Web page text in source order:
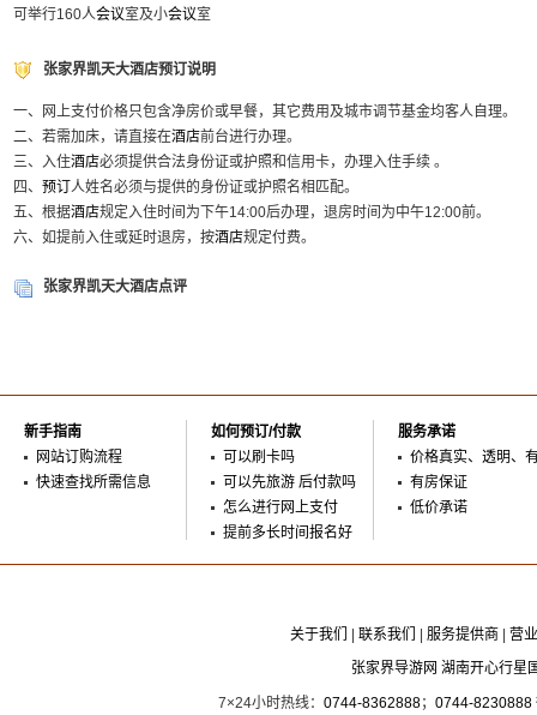
可举行160人会议室及小会议室
张家界凯天大酒店预订说明
一、网上支付价格只包含净房价或早餐，其它费用及城市调节基金均客人自理。
二、若需加床，请直接在酒店前台进行办理。
三、入住酒店必须提供合法身份证或护照和信用卡，办理入住手续 。
四、 预订 人姓名必须与提供的身份证或护照名相匹配。
五、根据酒店规定入住时间为下午14:00后办理，退房时间为中午12:00前。
六、如提前入住或延时退房，按酒店规定付费。
张家界凯天大酒店点评
新手指南
网站订购流程
快速查找所需信息
如何预订/付款
可以刷卡吗
可以先旅游 后付款吗
怎么进行网上支付
提前多长时间报名好
服务承诺
价格真实、透明、
有房保证
低价承诺
关于我们 联系我们 服务提供商
营
张家界导游网 湖南开心行星
7×24小时热线： 0744-8362888； 0744-8230888